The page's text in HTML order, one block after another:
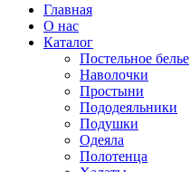
Главная
О нас
Каталог
Постельное белье
Наволочки
Простыни
Пододеяльники
Подушки
Одеяла
Полотенца